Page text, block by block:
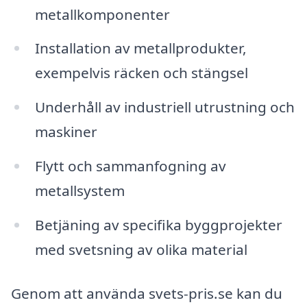
metallkomponenter
Installation av metallprodukter,
exempelvis räcken och stängsel
Underhåll av industriell utrustning och
maskiner
Flytt och sammanfogning av
metallsystem
Betjäning av specifika byggprojekter
med svetsning av olika material
Genom att använda svets-pris.se kan du